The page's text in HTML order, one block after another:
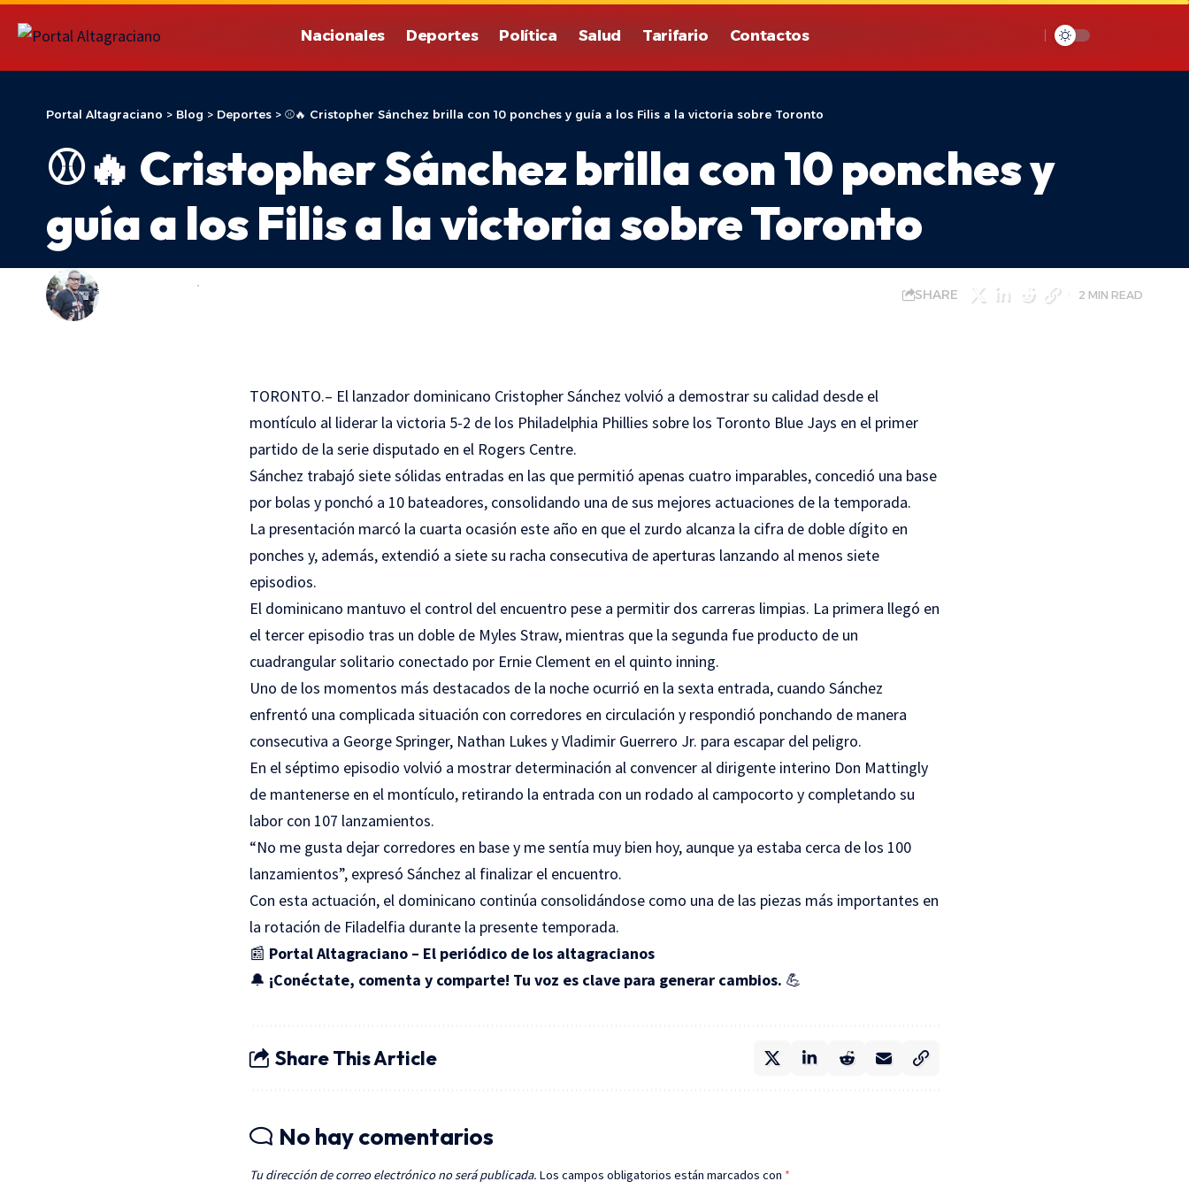
Nacionales Deportes Política Salud Tarifario Contactos
Portal Altagraciano > Blog > Deportes > ⚾🔥 Cristopher Sánchez brilla con 10 ponches y guía a los Filis a la victoria sobre Toronto
⚾🔥 Cristopher Sánchez brilla con 10 ponches y
guía a los Filis a la victoria sobre Toronto
LAST UPDATED: 9 DE JUNIO DE 2026 12:44
ADONIS ARACHE
SHARE 2 MIN READ
TORONTO.– El lanzador dominicano Cristopher Sánchez volvió a demostrar su calidad desde el
montículo al liderar la victoria 5-2 de los Philadelphia Phillies sobre los Toronto Blue Jays en el primer
partido de la serie disputado en el Rogers Centre.
Sánchez trabajó siete sólidas entradas en las que permitió apenas cuatro imparables, concedió una base
por bolas y ponchó a 10 bateadores, consolidando una de sus mejores actuaciones de la temporada.
La presentación marcó la cuarta ocasión este año en que el zurdo alcanza la cifra de doble dígito en
ponches y, además, extendió a siete su racha consecutiva de aperturas lanzando al menos siete
episodios.
El dominicano mantuvo el control del encuentro pese a permitir dos carreras limpias. La primera llegó en
el tercer episodio tras un doble de Myles Straw, mientras que la segunda fue producto de un
cuadrangular solitario conectado por Ernie Clement en el quinto inning.
Uno de los momentos más destacados de la noche ocurrió en la sexta entrada, cuando Sánchez
enfrentó una complicada situación con corredores en circulación y respondió ponchando de manera
consecutiva a George Springer, Nathan Lukes y Vladimir Guerrero Jr. para escapar del peligro.
En el séptimo episodio volvió a mostrar determinación al convencer al dirigente interino Don Mattingly
de mantenerse en el montículo, retirando la entrada con un rodado al campocorto y completando su
labor con 107 lanzamientos.
“No me gusta dejar corredores en base y me sentía muy bien hoy, aunque ya estaba cerca de los 100
lanzamientos”, expresó Sánchez al finalizar el encuentro.
Con esta actuación, el dominicano continúa consolidándose como una de las piezas más importantes en
la rotación de Filadelfia durante la presente temporada.
📰 Portal Altagraciano – El periódico de los altagracianos
🔔 ¡Conéctate, comenta y comparte! Tu voz es clave para generar cambios. 💪
Share This Article
No hay comentarios
Tu dirección de correo electrónico no será publicada. Los campos obligatorios están marcados con *